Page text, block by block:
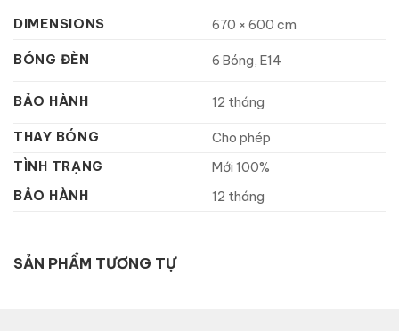
DIMENSIONS 670 × 600 cm
BÓNG ĐÈN 6 Bóng, E14
BẢO HÀNH 12 tháng
THAY BÓNG
Cho phép
TÌNH TRẠNG
Mới 100%
BẢO HÀNH
12 tháng
SẢN PHẨM TƯƠNG TỰ